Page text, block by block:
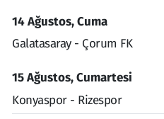
14 Ağustos, Cuma
Galatasaray - Çorum FK
15 Ağustos, Cumartesi
Konyaspor - Rizespor